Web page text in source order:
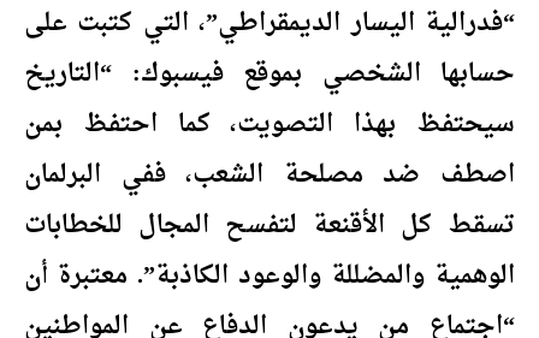
“فدرالية اليسار الديمقراطي”، التي كتبت على
حسابها الشخصي بموقع فيسبوك: “التاريخ
سيحتفظ بهذا التصويت، كما احتفظ بمن
اصطف ضد مصلحة الشعب، ففي البرلمان
تسقط كل الأقنعة لتفسح المجال للخطابات
الوهمية والمضللة والوعود الكاذبة”. معتبرة أن
“اجتماع من يدعون الدفاع عن المواطنين